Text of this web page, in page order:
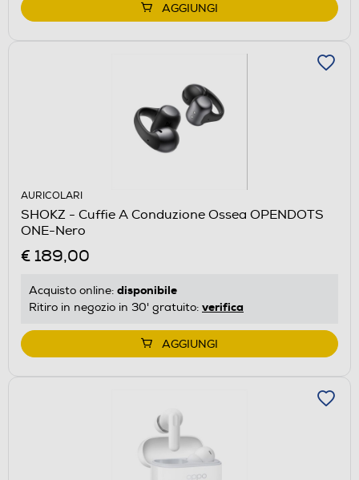
AGGIUNGI
AURICOLARI
SHOKZ - Cuffie A Conduzione Ossea OPENDOTS
ONE-Nero
€ 189,00
Acquisto online: disponibile
Ritiro in negozio in 30' gratuito: verifica
AGGIUNGI